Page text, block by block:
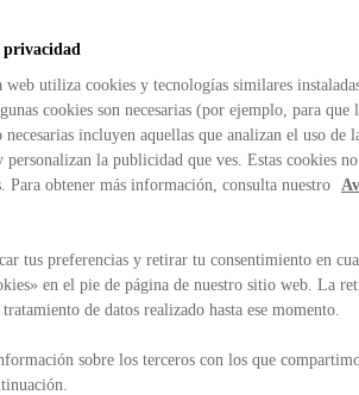
privacidad
web utiliza cookies y tecnologías similares
cookies son necesarias (por ejemplo, para
incluyen aquellas que analizan el uso de
la publicidad que ves. Estas cookies
Para obtener más información, consulta nuestro
tus preferencias y retirar tu consentimiento en
en el pie de página de nuestro sitio web. La
de datos realizado hasta ese momento.
sobre los terceros con los que